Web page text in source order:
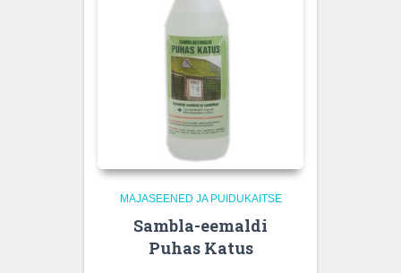
MAJASEENED JA PUIDUKAITSE
Sambla-eemaldi
Puhas Katus